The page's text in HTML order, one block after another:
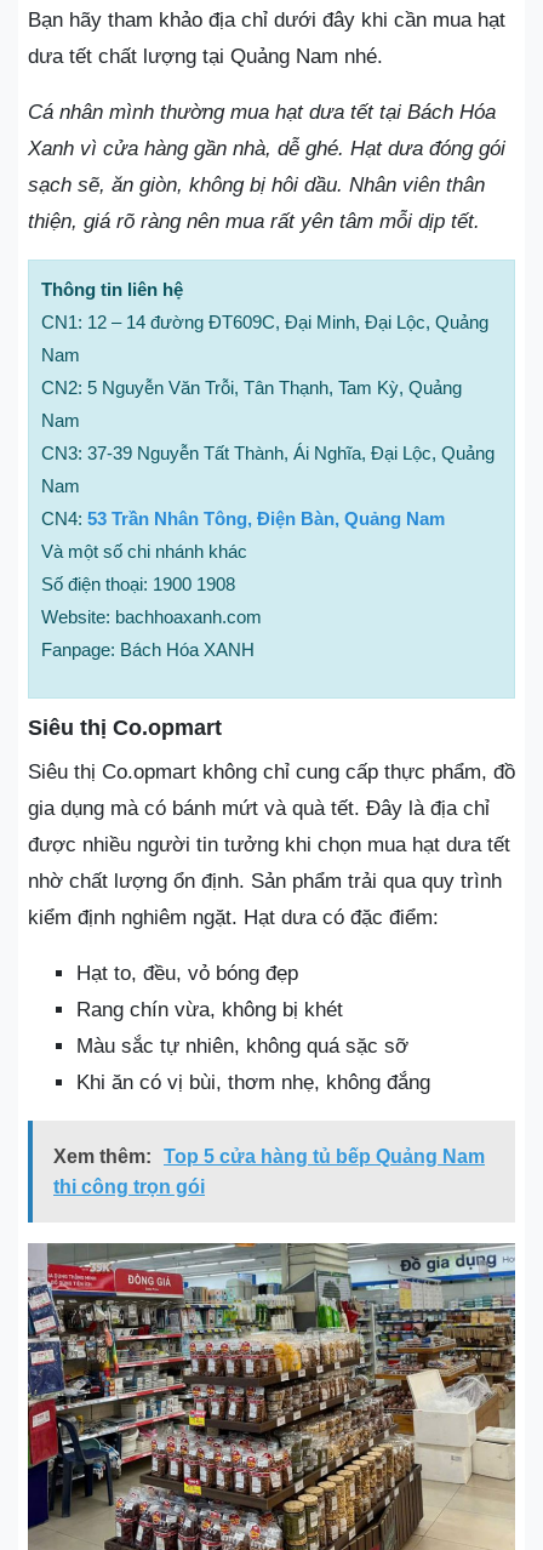
Bạn hãy tham khảo địa chỉ dưới đây khi cần mua hạt
dưa tết chất lượng tại Quảng Nam nhé.
Cá nhân mình thường mua hạt dưa tết tại Bách Hóa
Xanh vì cửa hàng gần nhà, dễ ghé. Hạt dưa đóng gói
sạch sẽ, ăn giòn, không bị hôi dầu. Nhân viên thân
thiện, giá rõ ràng nên mua rất yên tâm mỗi dịp tết.
Thông tin liên hệ
CN1: 12 – 14 đường ĐT609C, Đại Minh, Đại Lộc, Quảng
Nam
CN2: 5 Nguyễn Văn Trỗi, Tân Thạnh, Tam Kỳ, Quảng
Nam
CN3: 37-39 Nguyễn Tất Thành, Ái Nghĩa, Đại Lộc, Quảng
Nam
CN4: 53 Trần Nhân Tông, Điện Bàn, Quảng Nam
Và một số chi nhánh khác
Số điện thoại: 1900 1908
Website: bachhoaxanh.com
Fanpage: Bách Hóa XANH
Siêu thị Co.opmart
Siêu thị Co.opmart không chỉ cung cấp thực phẩm, đồ
gia dụng mà có bánh mứt và quà tết. Đây là địa chỉ
được nhiều người tin tưởng khi chọn mua hạt dưa tết
nhờ chất lượng ổn định. Sản phẩm trải qua quy trình
kiểm định nghiêm ngặt. Hạt dưa có đặc điểm:
Hạt to, đều, vỏ bóng đẹp
Rang chín vừa, không bị khét
Màu sắc tự nhiên, không quá sặc sỡ
Khi ăn có vị bùi, thơm nhẹ, không đắng
Xem thêm:
Top 5 cửa hàng tủ bếp Quảng Nam
thi công trọn gói